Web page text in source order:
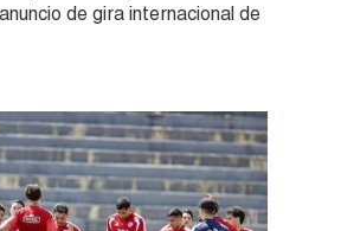
de gira internacional de